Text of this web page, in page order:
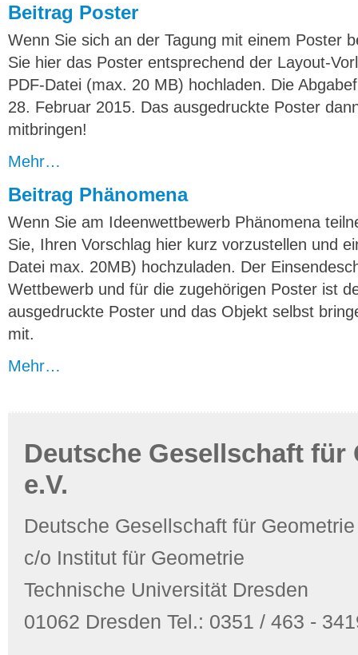
Beitrag Poster
Wenn Sie sich an der Tagung mit einem Poster
Sie hier das Poster entsprechend der Layout-
PDF-Datei (max. 20 MB) hochladen. Die
28. Februar 2015. Das ausgedruckte Poster
mitbringen!
Mehr…
Beitrag Phänomena
Wenn Sie am Ideenwettbewerb Phänomena
Sie, Ihren Vorschlag hier kurz vorzustellen und
Datei max. 20MB) hochzuladen. Der
Wettbewerb und für die zugehörigen Poster ist
ausgedruckte Poster und das Objekt selbst
mit.
Mehr…
Deutsche Gesellschaft für
e.V.
Deutsche Gesellschaft für
c/o Institut für Geometrie
Technische Universität Dresden
01062 Dresden Tel.: 0351 / 463 -